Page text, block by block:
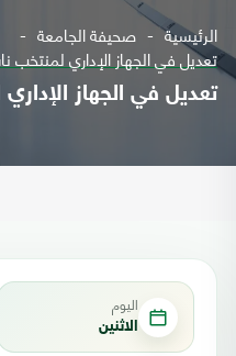
الرئيسية صحيفة الجامعة
تعديل في الجهاز الإداري لمنتخب
تعديل في الجهاز
اليوم
الاثنين